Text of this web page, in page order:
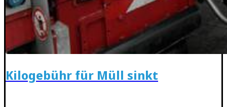
Kilogebühr für Müll sinkt